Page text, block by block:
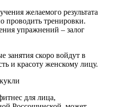
желаемого результата
проводить тренировки.
упражнений – залог
скоро войдут в
и красоту женскому лицу.
для лица,